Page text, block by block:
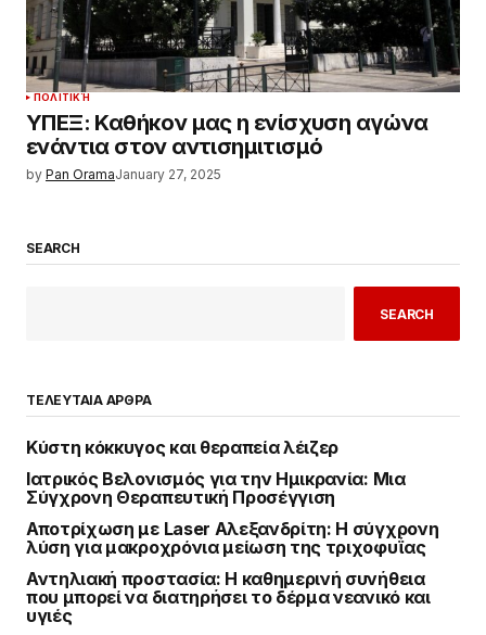
ΠΟΛΙΤΙΚΉ
ΥΠΕΞ: Καθήκον μας η ενίσχυση αγώνα
ενάντια στον αντισημιτισμό
by Pan OramaJanuary 27, 2025
SEARCH
SEARCH
ΤΕΛΕΥΤΑΙΑ ΑΡΘΡΑ
Κύστη κόκκυγος και θεραπεία λέιζερ
Ιατρικός Βελονισμός για την Ημικρανία: Μια
Σύγχρονη Θεραπευτική Προσέγγιση
Αποτρίχωση με Laser Αλεξανδρίτη: Η σύγχρονη
λύση για μακροχρόνια μείωση της τριχοφυΐας
Αντηλιακή προστασία: Η καθημερινή συνήθεια
που μπορεί να διατηρήσει το δέρμα νεανικό και
υγιές